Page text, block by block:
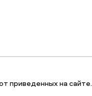
приведенных на сайте.